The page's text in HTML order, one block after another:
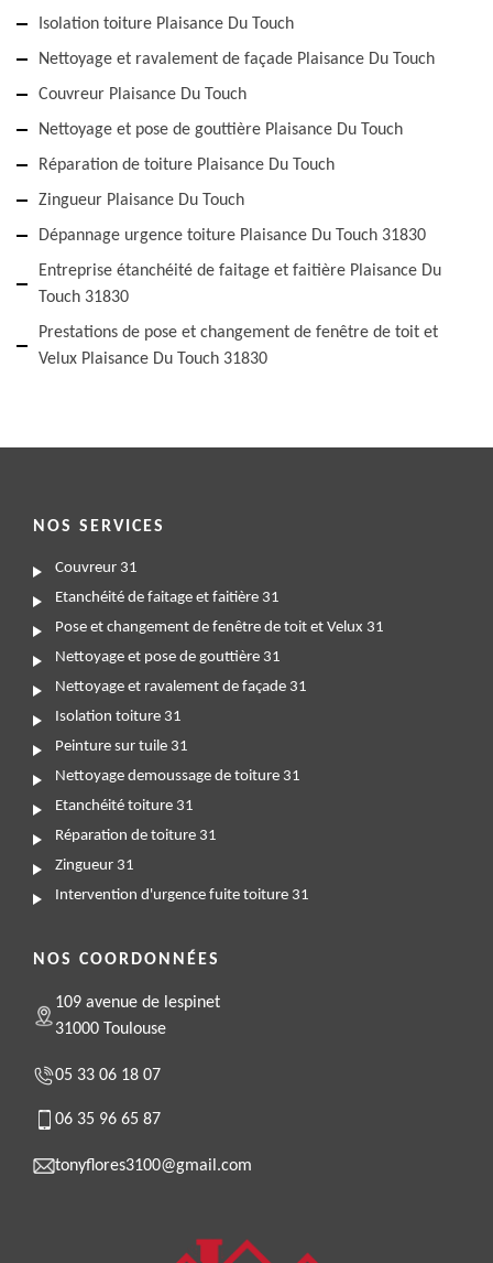
Isolation toiture Plaisance Du Touch
Nettoyage et ravalement de façade Plaisance Du Touch
Couvreur Plaisance Du Touch
Nettoyage et pose de gouttière Plaisance Du Touch
Réparation de toiture Plaisance Du Touch
Zingueur Plaisance Du Touch
Dépannage urgence toiture Plaisance Du Touch 31830
Entreprise étanchéité de faitage et faitière Plaisance Du
Touch 31830
Prestations de pose et changement de fenêtre de toit et
Velux Plaisance Du Touch 31830
NOS SERVICES
Couvreur 31
Etanchéité de faitage et faitière 31
Pose et changement de fenêtre de toit et Velux 31
Nettoyage et pose de gouttière 31
Nettoyage et ravalement de façade 31
Isolation toiture 31
Peinture sur tuile 31
Nettoyage demoussage de toiture 31
Etanchéité toiture 31
Réparation de toiture 31
Zingueur 31
Intervention d'urgence fuite toiture 31
NOS COORDONNÉES
109 avenue de lespinet
31000 Toulouse
05 33 06 18 07
06 35 96 65 87
tonyflores3100@gmail.com